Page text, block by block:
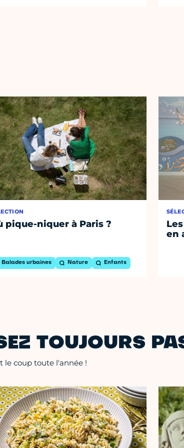
pique-niquer à Paris ?
Balades urbaines Nature Enfants
en
TOUJOURS
le coup toute l'année !